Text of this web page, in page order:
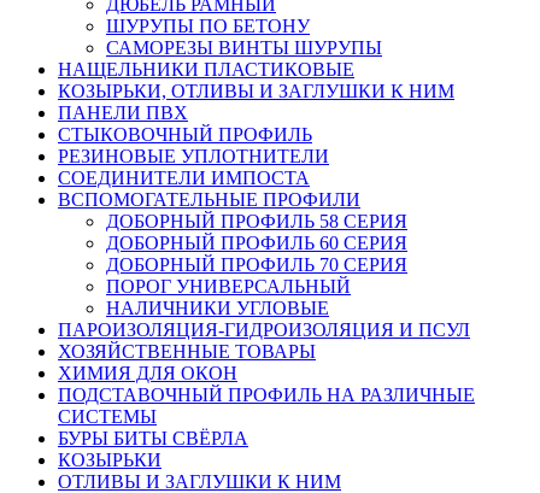
ДЮБЕЛЬ РАМНЫЙ
ШУРУПЫ ПО БЕТОНУ
САМОРЕЗЫ ВИНТЫ ШУРУПЫ
НАЩЕЛЬНИКИ ПЛАСТИКОВЫЕ
КОЗЫРЬКИ, ОТЛИВЫ И ЗАГЛУШКИ К НИМ
ПАНЕЛИ ПВХ
СТЫКОВОЧНЫЙ ПРОФИЛЬ
РЕЗИНОВЫЕ УПЛОТНИТЕЛИ
СОЕДИНИТЕЛИ ИМПОСТА
ВСПОМОГАТЕЛЬНЫЕ ПРОФИЛИ
ДОБОРНЫЙ ПРОФИЛЬ 58 СЕРИЯ
ДОБОРНЫЙ ПРОФИЛЬ 60 СЕРИЯ
ДОБОРНЫЙ ПРОФИЛЬ 70 СЕРИЯ
ПОРОГ УНИВЕРСАЛЬНЫЙ
НАЛИЧНИКИ УГЛОВЫЕ
ПАРОИЗОЛЯЦИЯ-ГИДРОИЗОЛЯЦИЯ И ПСУЛ
ХОЗЯЙСТВЕННЫЕ ТОВАРЫ
ХИМИЯ ДЛЯ ОКОН
ПОДСТАВОЧНЫЙ ПРОФИЛЬ НА РАЗЛИЧНЫЕ
СИСТЕМЫ
БУРЫ БИТЫ СВЁРЛА
КОЗЫРЬКИ
ОТЛИВЫ И ЗАГЛУШКИ К НИМ